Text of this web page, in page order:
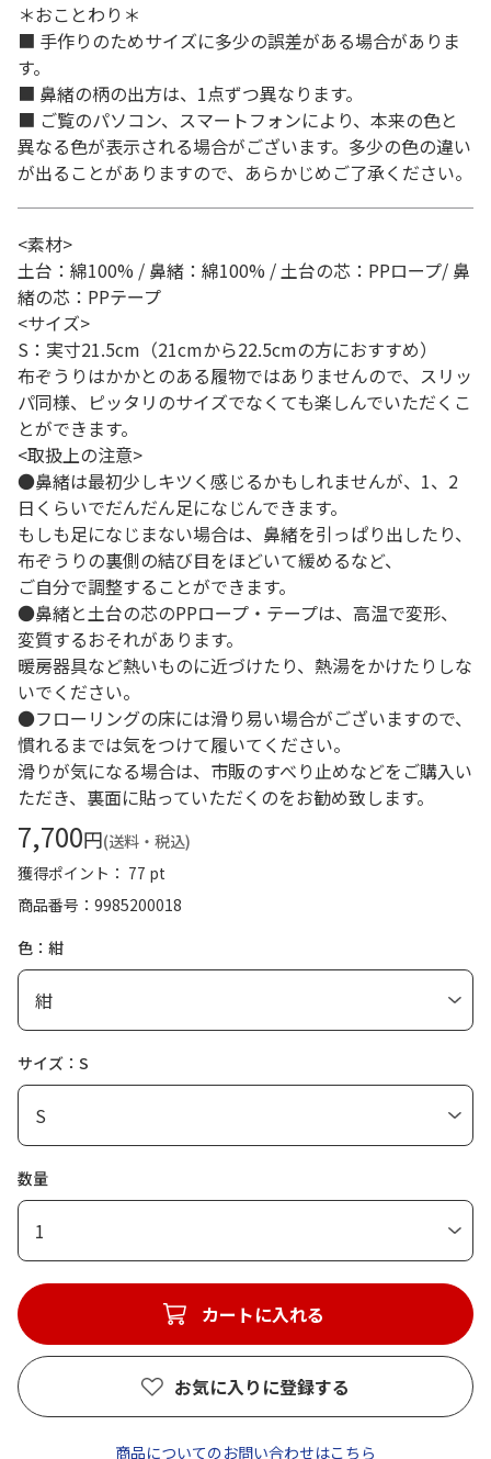
＊おことわり＊
■ 手作りのためサイズに多少の誤差がある場合がありま
す。
■ 鼻緒の柄の出方は、1点ずつ異なります。
■ ご覧のパソコン、スマートフォンにより、本来の色と
異なる色が表示される場合がございます。多少の色の違い
が出ることがありますので、あらかじめご了承ください。
<素材>
土台：綿100% / 鼻緒：綿100% / 土台の芯：PPロープ/ 鼻
緒の芯：PPテープ
<サイズ>
S：実寸21.5cm（21cmから22.5cmの方におすすめ）
布ぞうりはかかとのある履物ではありませんので、スリッ
パ同様、ピッタリのサイズでなくても楽しんでいただくこ
とができます。
<取扱上の注意>
●鼻緒は最初少しキツく感じるかもしれませんが、1、2
日くらいでだんだん足になじんできます。
もしも足になじまない場合は、鼻緒を引っぱり出したり、
布ぞうりの裏側の結び目をほどいて緩めるなど、
ご自分で調整することができます。
●鼻緒と土台の芯のPPロープ・テープは、高温で変形、
変質するおそれがあります。
暖房器具など熱いものに近づけたり、熱湯をかけたりしな
いでください。
●フローリングの床には滑り易い場合がございますので、
慣れるまでは気をつけて履いてください。
滑りが気になる場合は、市販のすべり止めなどをご購入い
ただき、裏面に貼っていただくのをお勧め致します。
7,700円(送料・税込)
獲得ポイント： 77 pt
商品番号
9985200018
色：紺
サイズ：S
数量
1
カートに入れる
お気に入りに登録する
商品についてのお問い合わせはこちら